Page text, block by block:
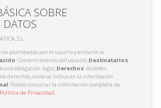
SOBRE
DATOS
S.L.
planteadas por el usuario y enviarle la
: Consentimiento del usuario;Destinatarios:
una obligación legal;Derechos: Acceder,
derechos, como se indica en la información
: Puede consultar la información completa de
Política de Privacidad.